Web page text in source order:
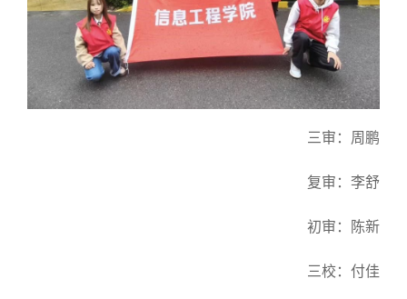
三审：周鹏
复审：李舒
初审：陈新
三校：付佳